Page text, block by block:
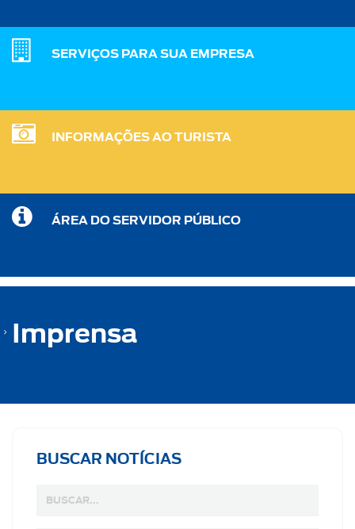
SERVIÇOS PARA SUA EMPRESA
INFORMAÇÕES AO TURISTA
ÁREA DO SERVIDOR PÚBLICO
Imprensa
BUSCAR NOTÍCIAS